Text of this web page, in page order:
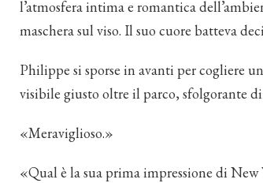
l’atmosfera intima e romantica
maschera sul viso. Il suo cuore batteva
Philippe si sporse in avanti per cogliere
visibile giusto oltre il parco, sfolgorante
«Meraviglioso.»
«Qual è la sua prima impressione di New